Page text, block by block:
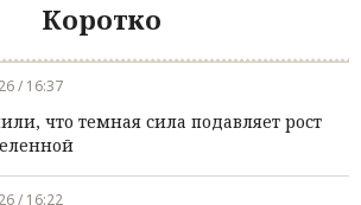
Коротко
/ 16:37
что темная сила подавляет рост
/ 16:22